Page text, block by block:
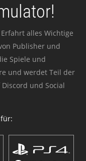
alles Wichtige
Publisher und
Spiele und
und werdet Teil der
und Social